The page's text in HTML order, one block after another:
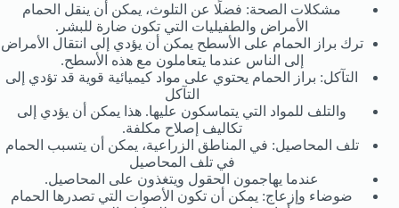
مشكلات الصحة: فضلًا عن التلوث، يمكن أن ينقل الحمام
الأمراض والطفيليات التي تكون ضارة للبشر.
ترك براز الحمام على الأسطح يمكن أن يؤدي إلى انتقال الأمراض
إلى الناس عندما يتعاملون مع هذه الأسطح.
التآكل: براز الحمام يحتوي على مواد كيميائية قوية قد تؤدي إلى
التآكل
والتلف للمواد التي يتماسكون عليها. هذا يمكن أن يؤدي إلى
تكاليف إصلاح مكلفة.
تلف المحاصيل: في المناطق الزراعية، يمكن أن يتسبب الحمام
في تلف المحاصيل
عندما يهاجمون الحقول ويتغذون على المحاصيل.
ضوضاء وإزعاج: يمكن أن تكون الأصوات التي تصدرها الحمام